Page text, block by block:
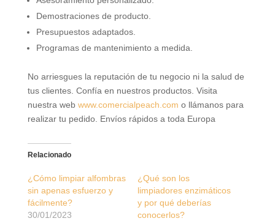
Demostraciones de producto.
Presupuestos adaptados.
Programas de mantenimiento a medida.
No arriesgues la reputación de tu negocio ni la salud de
tus clientes. Confía en nuestros productos. Visita
nuestra web www.comercialpeach.com o llámanos para
realizar tu pedido. Envíos rápidos a toda Europa
Relacionado
¿Cómo limpiar alfombras
sin apenas esfuerzo y
fácilmente?
30/01/2023
¿Qué son los
limpiadores enzimáticos
y por qué deberías
conocerlos?